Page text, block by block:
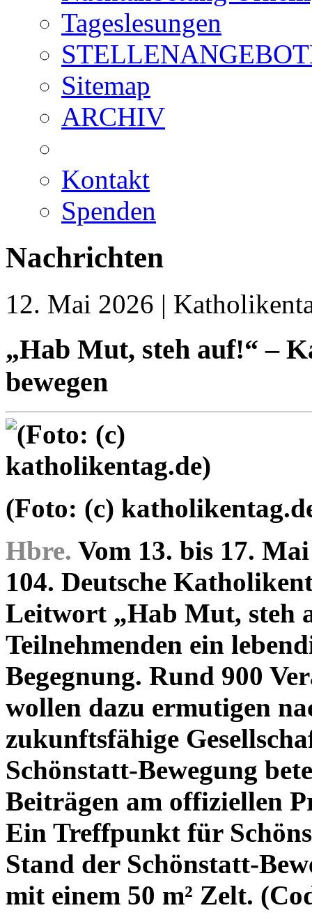
Tageslesungen
Sitemap
ARCHIV
Kontakt
Spenden
Nachrichten
12. Mai 2026 |
„Hab Mut, steh auf!“ –
bewegen
(Foto: (c)
Hbre. Vom 13. bis 17.
104. Deutsche
Leitwort „Hab Mut, steh
Teilnehmenden ein
Begegnung. Rund 900
wollen dazu ermutigen
zukunftsfähige
Schönstatt-Bewegung
Beiträgen am offiziellen
Ein Treffpunkt für
Stand der Schönstatt-
mit einem 50 m² Zelt.